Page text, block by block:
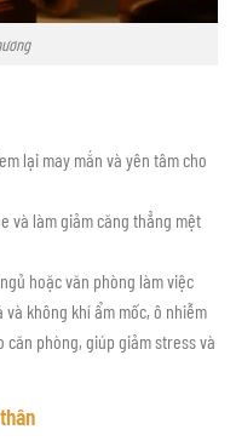
lại may mắn và yên tâm cho
và làm giảm căng thẳng mệt
hoặc văn phòng làm việc
không khí ẩm mốc, ô nhiễm
căn phòng, giúp giảm stress và